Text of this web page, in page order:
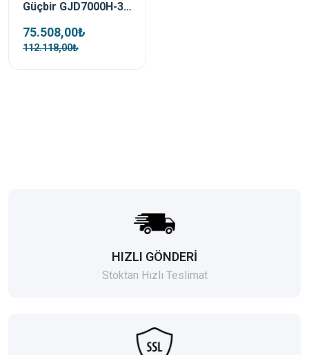
Güçbir GJD7000H-3 7 Kwa Trifaz Dizel Açık Tip Marşlı Portatif Jeneratör Seti
75.508,00₺
112.118,00₺
HIZLI GÖNDERİ
Stoktan Hızlı Teslimat